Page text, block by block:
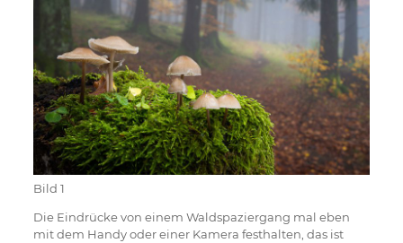
Bild 1
Die Eindrücke von einem Waldspaziergang mal eben
mit dem Handy oder einer Kamera festhalten, das ist